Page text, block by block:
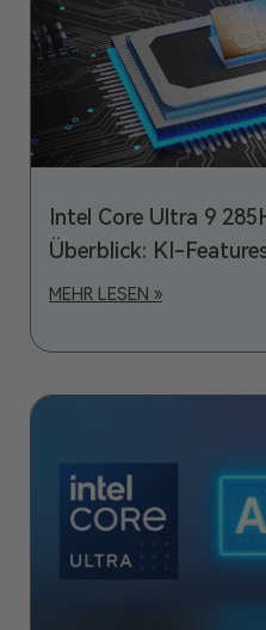
Intel Core Ultra 9
Überblick: KI-
MEHR LESEN »